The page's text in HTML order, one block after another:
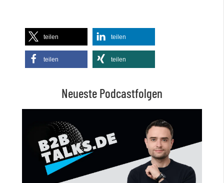
teilen teilen
teilen teilen
Neueste Podcastfolgen